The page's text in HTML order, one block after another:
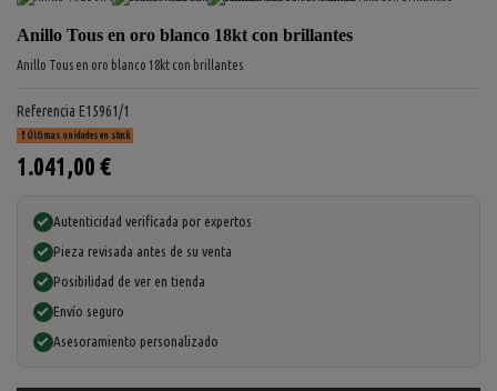
Anillo Tous en oro blanco 18kt con brillantes
Anillo Tous en oro blanco 18kt con brillantes
Referencia E15961/1
Últimas unidades en stock
1.041,00 €
Autenticidad verificada por expertos
Pieza revisada antes de su venta
Posibilidad de ver en tienda
Envío seguro
Asesoramiento personalizado